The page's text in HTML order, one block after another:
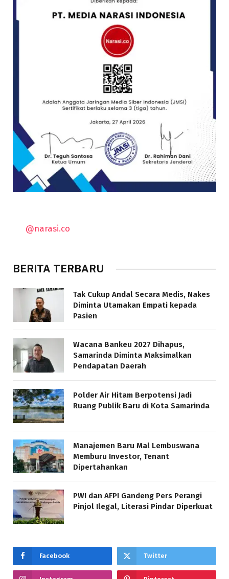
@narasi.co
BERITA TERBARU
Tak Cukup Andal Secara Medis, Nakes
Diminta Utamakan Empati kepada
Pasien
Wacana Bankeu 2027 Dihapus,
Samarinda Diminta Maksimalkan
Pendapatan Daerah
Polder Air Hitam Berpotensi Jadi
Ruang Publik Baru di Kota Samarinda
Manajemen Baru Mal Lembuswana
Memburu Investor, Tenant
Dipertahankan
PWI dan AFPI Gandeng Pers Perangi
Pinjol Ilegal, Literasi Pindar Diperkuat
Facebook Twitter